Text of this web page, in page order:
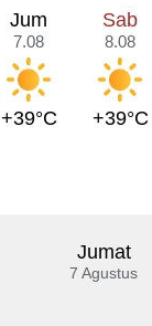
Jum
7.08
+39°C
Sab
8.08
+39°C
Jumat
7 Agustus